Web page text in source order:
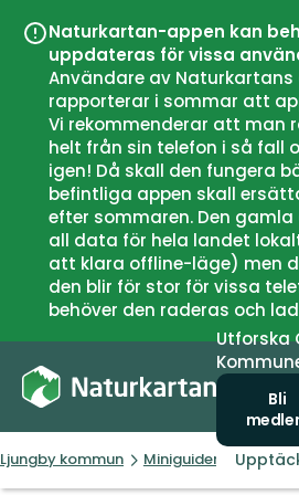
Naturkartan-appen kan
uppdateras för vissa
Användare av Naturkartans
rapporterar i sommar att
Vi rekommenderar att man
helt från sin telefon i så fall
igen! Då skall den fungera
befintliga appen skall
efter sommaren. Den
all data för hela landet
att klara offline-läge) men
den blir för stor för vissa
behöver den raderas och
Utforska
Bli
Ljungby kommun Miniguider Cykla